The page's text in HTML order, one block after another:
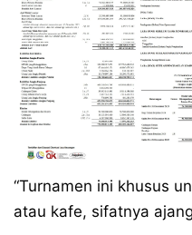
“Turnamen ini khusus
atau kafe, sifatnya